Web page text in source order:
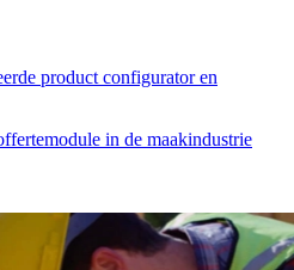
product configurator en
in de maakindustrie